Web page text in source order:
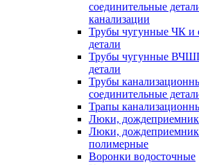
соединительные
канализации
Трубы чугунные ЧК и
детали
Трубы чугунные
детали
Трубы
соединительные
Трапы
Люки,
Люки,
полимерные
Воронки водосточные